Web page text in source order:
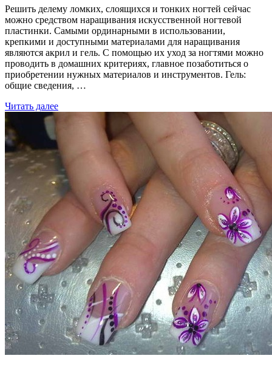
Решить делему ломких, слоящихся и тонких ногтей сейчас
можно средством наращивания искусственной ногтевой
пластинки. Самыми ординарными в использовании,
крепкими и доступными материалами для наращивания
являются акрил и гель. С помощью их уход за ногтями можно
проводить в домашних критериях, главное позаботиться о
приобретении нужных материалов и инструментов. Гель:
общие сведения, …
Читать далее